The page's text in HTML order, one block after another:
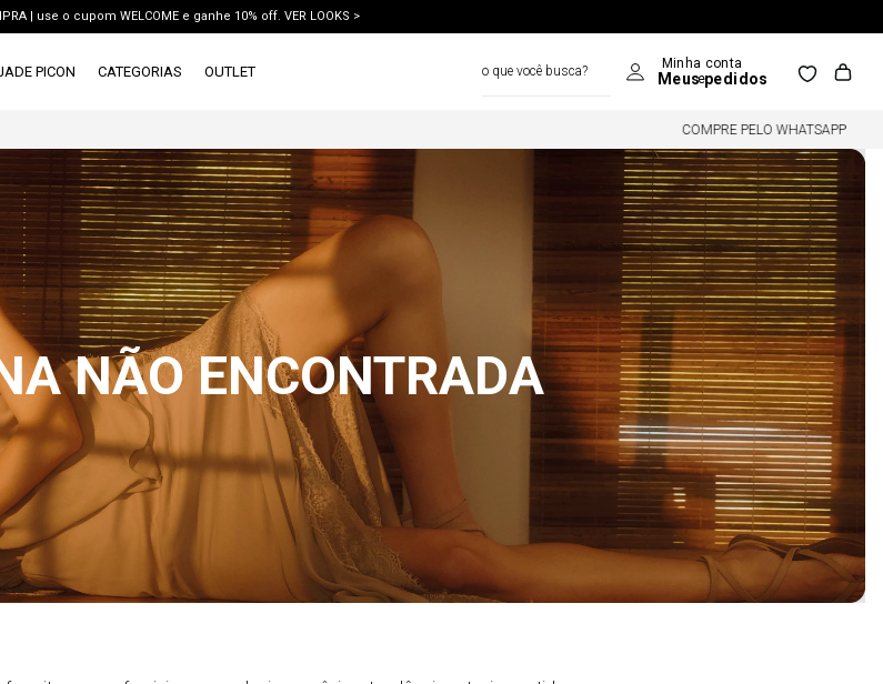
| use o cupom WELCOME e ganhe 10% off. VER LOOKS >
PICON CATEGORIAS OUTLET
COMPRE PELO WHATSAPP
NÃO ENCONTRADA
MAIS BUSCADOS
vestido
blusa
calca jeans
calca
saia
conjunto
short
blazer
jaqueta
macacao